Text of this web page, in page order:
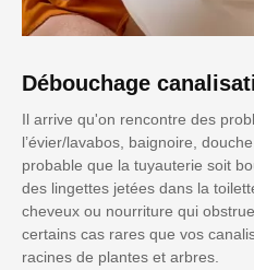
Débouchage
Il arrive qu'on rencontre des
l’évier/lavabos, baignoire,
probable que la tuyauterie soit
des lingettes jetées dans la
cheveux ou nourriture qui
certains cas rares que vos
racines de plantes et arbres.